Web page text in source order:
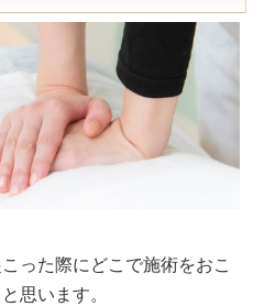
った際にどこで施術をおこ
思います。